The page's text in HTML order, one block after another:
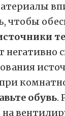
чтобы
обувь.
на